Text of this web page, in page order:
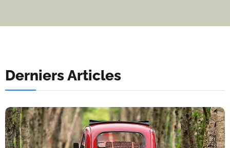
Derniers Articles